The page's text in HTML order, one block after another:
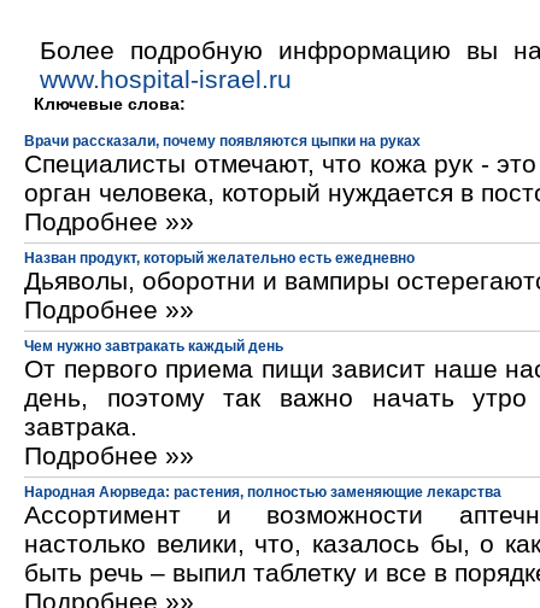
Более подробную инфрормацию вы
www.hospital-israel.ru
Ключевые слова:
Врачи рассказали, почему появляются цыпки на руках
Специалисты отмечают, что кожа рук -
орган человека, который нуждается в
Подробнее »»
Назван продукт, который желательно есть ежедневно
Дьяволы, оборотни и вампиры
Подробнее »»
Чем нужно завтракать каждый день
От первого приема пищи зависит наше
день, поэтому так важно начать утро
завтрака.
Подробнее »»
Народная Аюрведа: растения, полностью заменяющие лекарства
Ассортимент и возможности
настолько велики, что, казалось бы, о
быть речь – выпил таблетку и все в
Подробнее »»